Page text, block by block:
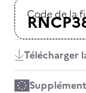
Code de la
Télécharger